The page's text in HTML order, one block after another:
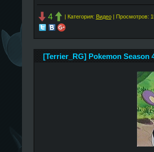
4 | Категория: Видео| Просмотров:
[Terrier_RG] Pokemon Season